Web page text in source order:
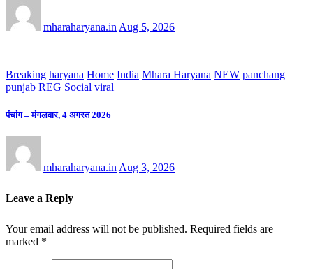
mharaharyana.inAug 5, 2026
Breaking haryana Home India Mhara Haryana NEW panchang
punjab REG Social viral
पंचांग – मंगलवार, 4 अगस्त 2026
mharaharyana.in Aug 3, 2026
Leave a Reply
Your email address will not be published. Required fields are
marked *